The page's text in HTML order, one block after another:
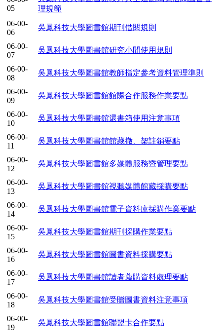
05
理規範
06-00-
06
吳鳳科技大學圖書館期刊借閱規則
06-00-
07
吳鳳科技大學圖書館研究小間使用規則
06-00-
08
吳鳳科技大學圖書館教師指定參考資料管理準則
06-00-
09
吳鳳科技大學圖書館館際合作服務作業要點
06-00-
10
吳鳳科技大學圖書館還書箱使用注意事項
06-00-
11
吳鳳科技大學圖書館館藏撤、架註銷要點
06-00-
12
吳鳳科技大學圖書館多媒體服務暨管理要點
06-00-
13
吳鳳科技大學圖書館視聽媒體館藏採購要點
06-00-
14
吳鳳科技大學圖書館電子資料庫採購作業要點
06-00-
15
吳鳳科技大學圖書館期刊採購作業要點
06-00-
16
吳鳳科技大學圖書館圖書資料採購要點
06-00-
17
吳鳳科技大學圖書館讀者薦購資料處理要點
06-00-
18
吳鳳科技大學圖書館受贈圖書資料注意事項
06-00-
19
吳鳳科技大學圖書館聯盟卡合作要點